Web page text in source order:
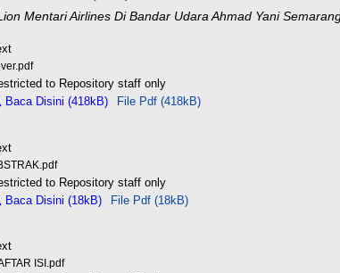
Mentari Airlines Di Bandar Udara Ahmad Yani
to Repository staff only
Baca Disini (418kB)
File Pdf (418kB)
to Repository staff only
Baca Disini (18kB)
File Pdf (18kB)
ISI.pdf